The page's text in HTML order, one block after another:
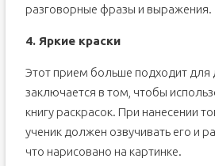
разговорные фразы и выражения.
4. Яркие краски
Этот прием больше подходит для
заключается в том, чтобы
книгу раскрасок. При нанесении
ученик должен озвучивать его и
что нарисовано на картинке.